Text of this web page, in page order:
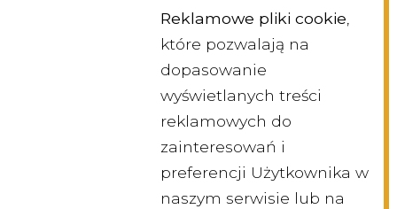
Reklamowe pliki cookie,
które pozwalają na
dopasowanie
wyświetlanych treści
reklamowych do
zainteresowań i
preferencji Użytkownika w
naszym serwisie lub na